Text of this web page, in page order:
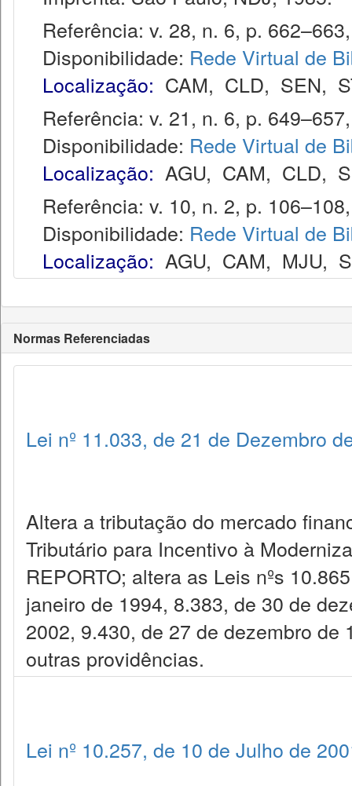
Referência: v. 28, n. 6, p.
Disponibilidade: Rede Virtual de
Localização: CAM, CLD, SEN,
Referência: v. 21, n. 6, p.
Disponibilidade: Rede Virtual de
Localização: AGU, CAM, CLD,
Referência: v. 10, n. 2, p.
Disponibilidade: Rede Virtual de
Localização: AGU, CAM, MJU,
Normas Referenciadas
Lei nº 11.033, de 21 de Dezembro
Altera a tributação do mercado
Tributário para Incentivo à
REPORTO; altera as Leis nºs
janeiro de 1994, 8.383, de 30 de
2002, 9.430, de 27 de dezembro
outras providências.
Lei nº 10.257, de 10 de Julho de